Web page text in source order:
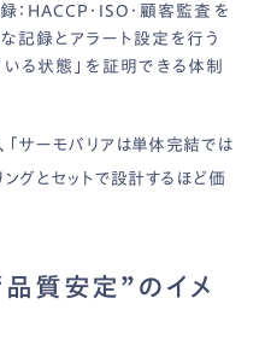
：HACCP・ISO・顧客監査を
記録とアラート設定を行う
いる状態」を証明できる体制
「サーモバリアは単体完結では
ングとセットで設計するほど価
質安定”のイメ